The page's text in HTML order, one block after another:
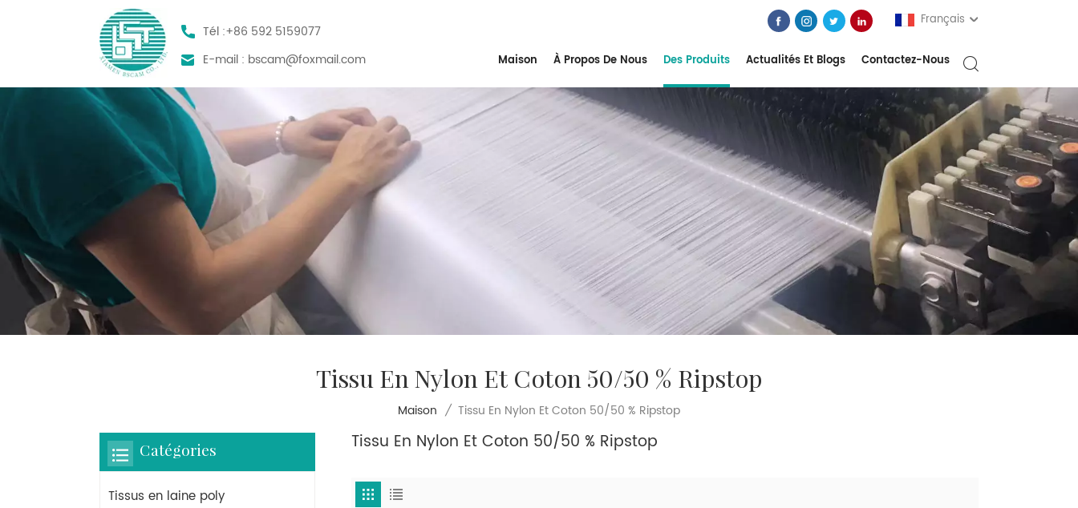
Tél :+86 592 5159077
E-mail : bscam@foxmail.com
Français
Maison À Propos De Nous Des Produits Actualités Et Blogs Contactez-Nous
Tissu En Nylon Et Coton 50/50 % Ripstop
Maison / Tissu En Nylon Et Coton 50/50 % Ripstop
Tissu En Nylon Et Coton 50/50 % Ripstop
Catégories
Tissus en laine poly